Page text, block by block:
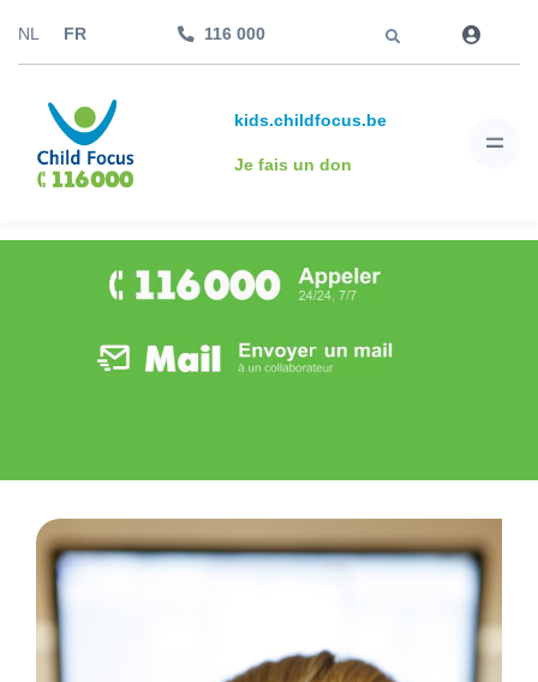
NL FR 116 000
kids.childfocus.be
Je fais un don